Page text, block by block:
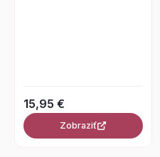
15,95 €
Zobraziť